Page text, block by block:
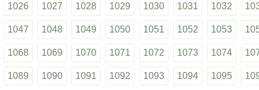
1026 1027 1028 1029 1030 1031 1032
1047 1048 1049 1050 1051 1052 1053
1068 1069 1070 1071 1072 1073 1074
1089 1090 1091 1092 1093 1094 1095